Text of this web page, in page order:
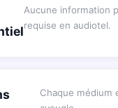
Aucune information
requise en audiotel.
Chaque médium